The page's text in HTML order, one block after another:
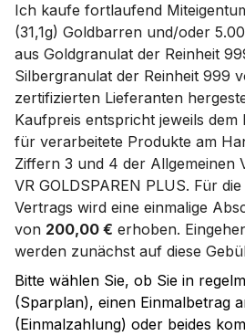
Ich kaufe fortlaufend
(31,1g) Goldbarren und/oder
aus Goldgranulat der Reinheit
Silbergranulat der Reinheit 999
zertifizierten Lieferanten
Kaufpreis entspricht jeweils dem
für verarbeitete Produkte am
Ziffern 3 und 4 der Allgemeinen
VR GOLDSPAREN PLUS. Für
Vertrags wird eine einmalige
von 200,00 € erhoben.
werden zunächst auf diese
Bitte wählen Sie, ob Sie in
(Sparplan), einen Einmalbetrag
(Einmalzahlung) oder beides